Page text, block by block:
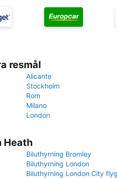
resmål
Alicante
Stockholm
Rom
Milano
London
Heath
Biluthyrning Bromley
Biluthyrning London
Biluthyrning London City